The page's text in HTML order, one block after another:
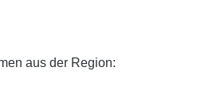
aus der Region: